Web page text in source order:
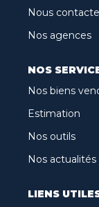
Nous
Nos agences
NOS
Nos biens
Estimation
Nos outils
Nos actualités
LIENS